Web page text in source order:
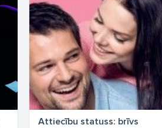
Attiecību statuss: brīvs